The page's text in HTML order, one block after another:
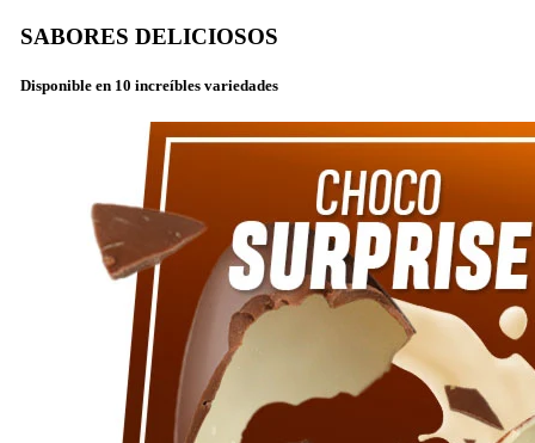
SABORES DELICIOSOS
Disponible en 10 increíbles variedades